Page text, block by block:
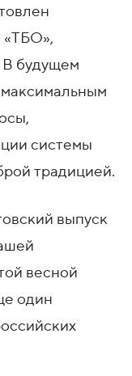
«ТБО»,
будущем
системы
традицией.
выпуск
весной
один